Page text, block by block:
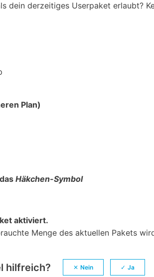
dein derzeitiges Userpaket erlaubt?
Plan)
Häkchen-Symbol
aktiviert.
Menge des aktuellen Pakets
hilfreich? Nein Ja